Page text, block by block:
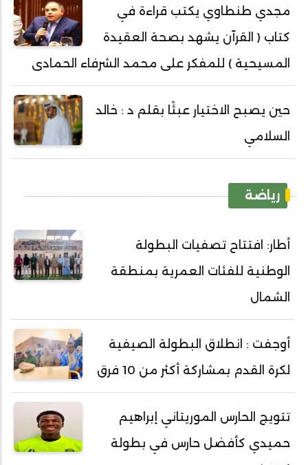
مجدي طنطاوي يكتب قراءة في
كتاب ( القرآن يشهد بصحة العقيدة
المسيحية ) للمفكر على محمد الشرفاء الحمادى
حين يصبح الاختيار عبئًا بقلم د : خالد
السلامي
رياضة
أطار: افتتاح تصفيات البطولة
الوطنية للفئات العمرية بمنطقة
الشمال
أوجفت : انطلاق البطولة الصيفية
لكرة القدم بمشاركة أكثر من 10 فرق
تتويج الحارس الموريتاني إبراهيم
حميدي كأفضل حارس في بطولة